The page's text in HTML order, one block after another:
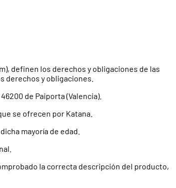
definen los derechos y obligaciones de las
derechos y obligaciones.
de Paiporta (Valencia).
se ofrecen por Katana.
mayoría de edad.
la correcta descripción del producto,